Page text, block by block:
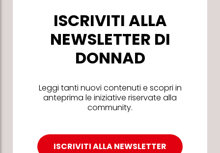
ISCRIVITI ALLA
NEWSLETTER DI
DONNAD
Leggi tanti nuovi contenuti e scopri in
anteprima le iniziative riservate alla
community.
ISCRIVITI ALLA NEWSLETTER